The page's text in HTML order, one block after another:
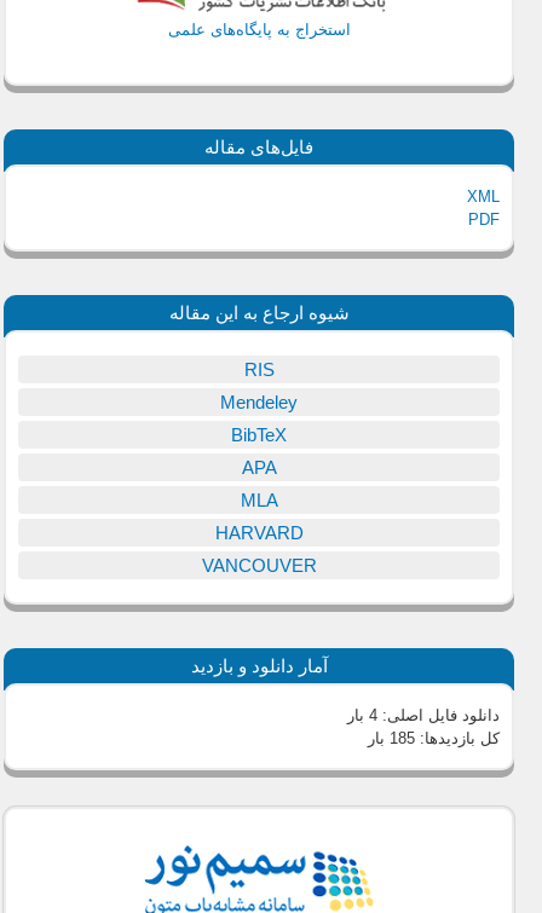
استخراج به پایگاه‌های علمی
فایل‌های مقاله
XML
PDF
شیوه ارجاع به این مقاله
RIS
Mendeley
BibTeX
APA
MLA
HARVARD
VANCOUVER
آمار دانلود و بازدید
دانلود فایل اصلی:4 بار
کل بازدیدها:185 بار